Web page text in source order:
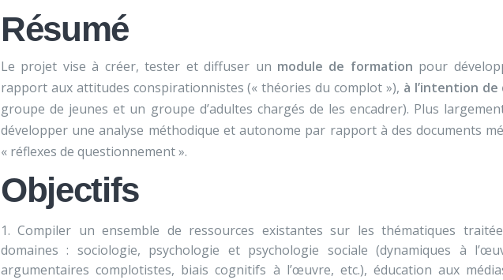
Résumé
Le projet vise à créer, tester et diffuser un module de formation pour
rapport aux attitudes conspirationnistes (« théories du complot »), à l’intention
groupe de jeunes et un groupe d’adultes chargés de les encadrer). Plus
développer une analyse méthodique et autonome par rapport à des documents
« réflexes de questionnement ».
Objectifs
Compiler un ensemble de ressources existantes sur les thématiques
domaines : sociologie, psychologie et psychologie sociale (dynamiques à
argumentaires complotistes, biais cognitifs à l’œuvre, etc.), éducation aux